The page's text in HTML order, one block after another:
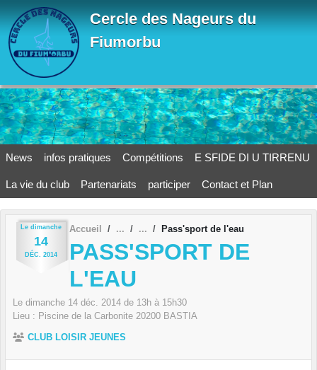
Cercle des Nageurs du
Fiumorbu
News infos pratiques Compétitions E SFIDE DI U TIRRENU
La vie du club Partenariats participer Contact et Plan
Le dimanche
14
DÉC. 2014
Accueil Pass'sport de l'eau
PASS'SPORT DE
L'EAU
Le dimanche 14 déc. 2014 de 13h à 15h30
Lieu : Piscine de la Carbonite 20200 BASTIA
CLUB LOISIR JEUNES
Panneau de gestion des cookies